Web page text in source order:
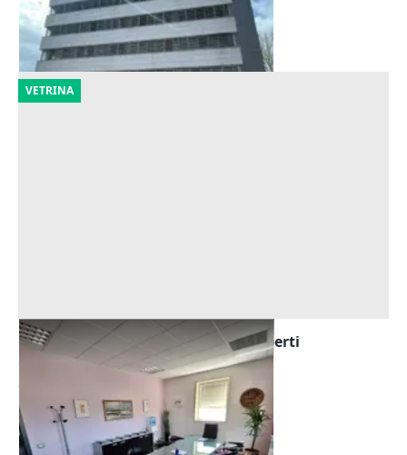
Bologna (Bologna)
23/09/2026
VETRINA
Asta Ufficio con n.2 posti auto scoperti
Lugo (Ravenna)
Offerta minima
218.000 €
29/09/2026